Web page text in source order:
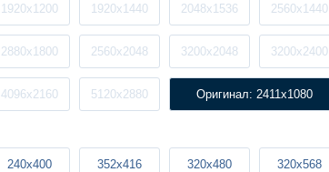
1920x1200 1920x1440 2048x1536 2560x1440
2880x1800 2560x2048 3200x2048 3200x2400
4096x2160 5120x2880 Оригинал: 2411x1080
240x400 352x416 320x480 320x568